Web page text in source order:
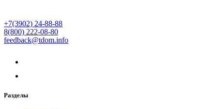
+7(3902) 24-88-88
8(800) 222-08-80
feedback@tdom.info
Разделы